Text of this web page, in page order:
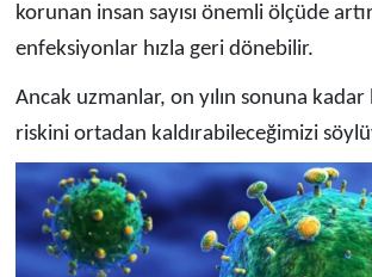
korunan insan sayısı önemli ölçüde
enfeksiyonlar hızla geri dönebilir.
Ancak uzmanlar, on yılın sonuna
riskini ortadan kaldırabileceğimizi